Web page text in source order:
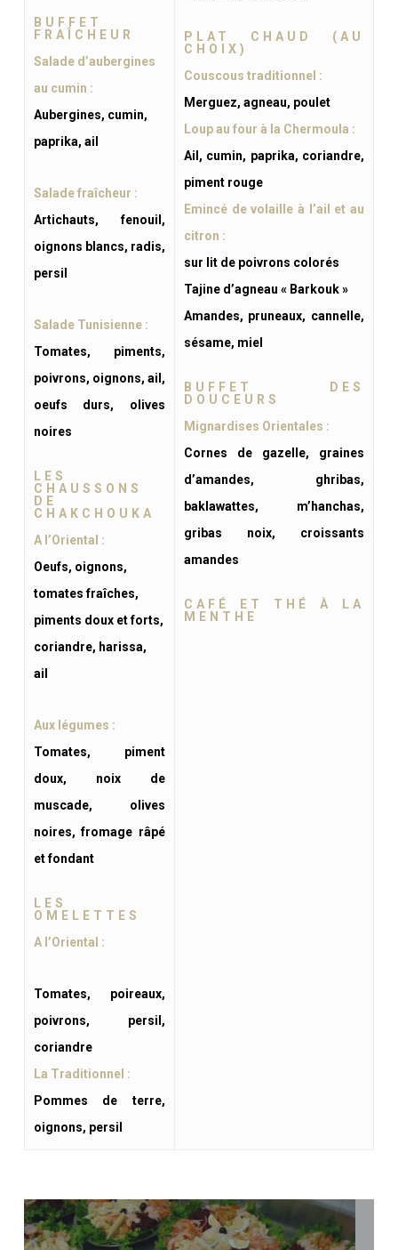
BUFFET
FRAÎCHEUR
Salade d’aubergines
au cumin :
Aubergines, cumin,
paprika, ail
Salade fraîcheur :
Artichauts, fenouil,
oignons blancs, radis,
persil
Salade Tunisienne :
Tomates, piments,
poivrons, oignons, ail,
oeufs durs, olives
noires
LES
CHAUSSONS
DE
CHAKCHOUKA
A l’Oriental :
Oeufs, oignons,
tomates fraîches,
piments doux et forts,
coriandre, harissa,
ail
Aux légumes :
Tomates, piment
doux, noix de
muscade, olives
noires, fromage râpé
et fondant
LES
OMELETTES
A l’Oriental :
Tomates, poireaux,
poivrons, persil,
coriandre
La Traditionnel :
Pommes de terre,
oignons, persil
PLAT CHAUD (AU
CHOIX)
Couscous traditionnel :
Merguez, agneau, poulet
Loup au four à la Chermoula :
Ail, cumin, paprika, coriandre,
piment rouge
Emincé de volaille à l’ail et au
citron :
sur lit de poivrons colorés
Tajine d’agneau « Barkouk »
Amandes, pruneaux, cannelle,
sésame, miel
BUFFET DES
DOUCEURS
Mignardises Orientales :
Cornes de gazelle, graines
d’amandes, ghribas,
baklawattes, m’hanchas,
gribas noix, croissants
amandes
CAFÉ ET THÉ À LA
MENTHE